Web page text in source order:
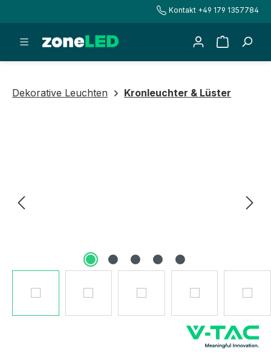
Kontakt +49 179 1357784
Dekorative Leuchten Kronleuchter & Lüster